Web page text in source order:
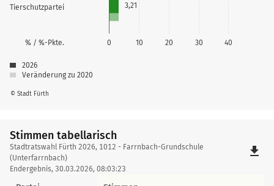
Tierschutzpartei
0 10 20 30 40
% / %-Pkte.
3,21
© Stadt Fürth
2026
Veränderung zu 2020
Stimmen tabellarisch
Stimmen
tabellarisch
Stadtratswahl Fürth 2026, 1012 - Farrnbach-Grundschule
(Unterfarrnbach)
Endergebnis, 30.03.2026, 08:03:23
file_download